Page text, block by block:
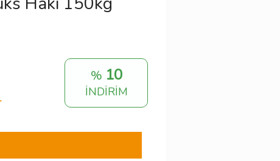
% 10
İNDİRİM